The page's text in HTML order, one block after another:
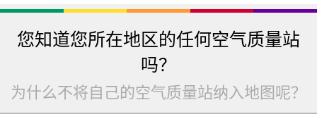
您知道您所在地区的任何空气质量站
吗？
为什么不将自己的空气质量站纳入地图呢？